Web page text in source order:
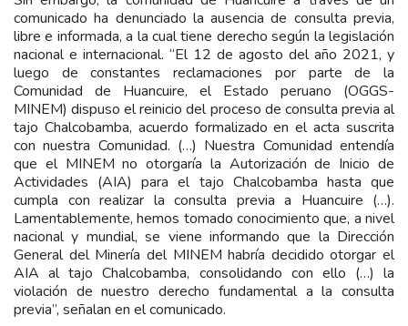
comunicado ha denunciado la ausencia de consulta previa,
libre e informada, a la cual tiene derecho según la legislación
nacional e internacional. “El 12 de agosto del año 2021, y
luego de constantes reclamaciones por parte de la
Comunidad de Huancuire, el Estado peruano (OGGS-
MINEM) dispuso el reinicio del proceso de consulta previa al
tajo Chalcobamba, acuerdo formalizado en el acta suscrita
con nuestra Comunidad. (…) Nuestra Comunidad entendía
que el MINEM no otorgaría la Autorización de Inicio de
Actividades (AIA) para el tajo Chalcobamba hasta que
cumpla con realizar la consulta previa a Huancuire (…).
Lamentablemente, hemos tomado conocimiento que, a nivel
nacional y mundial, se viene informando que la Dirección
General del Minería del MINEM habría decidido otorgar el
AIA al tajo Chalcobamba, consolidando con ello (…) la
violación de nuestro derecho fundamental a la consulta
previa”, señalan en el comunicado.